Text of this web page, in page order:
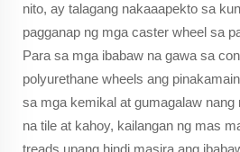
nito, ay talagang nakaaapekto sa
pagganap ng mga caster wheel sa
Para sa mga ibabaw na gawa sa
polyurethane wheels ang
sa mga kemikal at gumagalaw
na tile at kahoy, kailangan ng mas
treads upang hindi masira ang